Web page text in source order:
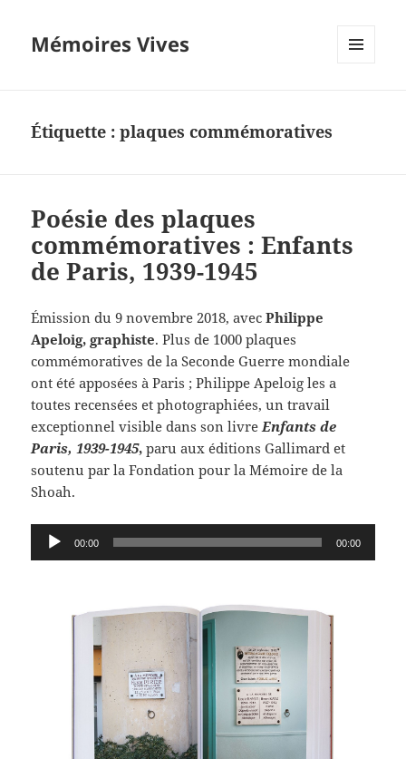
Mémoires Vives
Étiquette :plaques commémoratives
Poésie des plaques
commémoratives : Enfants
de Paris, 1939-1945
Émission du 9 novembre 2018, avecPhilippe
Apeloig, graphiste. Plus de 1000 plaques
commémoratives de la Seconde Guerre mondiale
ont été apposées à Paris ; Philippe Apeloig les a
toutes recensées et photographiées, un travail
exceptionnel visible dans son livreEnfants de
Paris, 1939-1945,paru aux éditions Gallimard et
soutenu par la Fondation pour la Mémoire de la
Shoah.
Lecteur
audio
00:00 00:00